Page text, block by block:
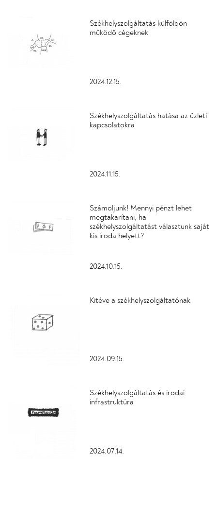
Székhelyszolgáltatás külföldön
működő cégeknek
2024.12.15.
Székhelyszolgáltatás hatása az üzleti
kapcsolatokra
2024.11.15.
Számoljunk! Mennyi pénzt lehet
megtakarítani, ha
székhelyszolgáltatást választunk saját
kis iroda helyett?
2024.10.15.
Kitéve a székhelyszolgáltatónak
2024.09.15.
Székhelyszolgáltatás és irodai
infrastruktúra
2024.07.14.